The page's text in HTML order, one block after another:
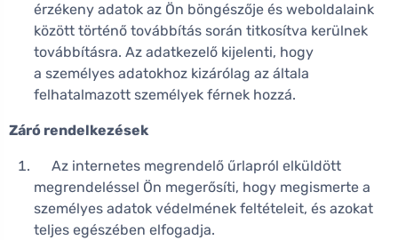
érzékeny adatok az Ön böngészője és weboldalaink
között történő továbbítás során titkosítva kerülnek
továbbításra. Az adatkezelő kijelenti, hogy
a személyes adatokhoz kizárólag az általa
felhatalmazott személyek férnek hozzá.
Záró rendelkezések
Az internetes megrendelő űrlapról elküldött
megrendeléssel Ön megerősíti, hogy megismerte a
személyes adatok védelmének feltételeit, és azokat
teljes egészében elfogadja.